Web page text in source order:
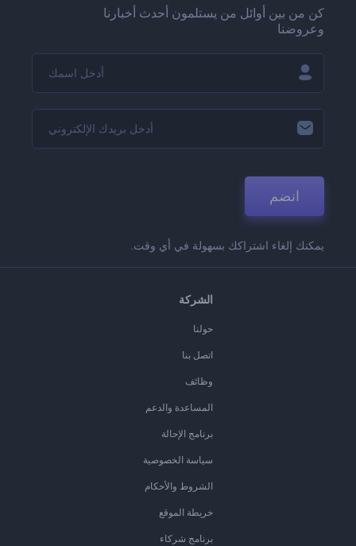
كن من بين أوائل من يستلمون أحدث أخبارنا
وعروضنا
انضم
يمكنك إلغاء اشتراكك بسهولة في أي وقت.
الشركة
حولنا
اتصل بنا
وظائف
المساعدة والدعم
برنامج الإحالة
سياسة الخصوصية
الشروط والأحكام
خريطة الموقع
برنامج شركاء